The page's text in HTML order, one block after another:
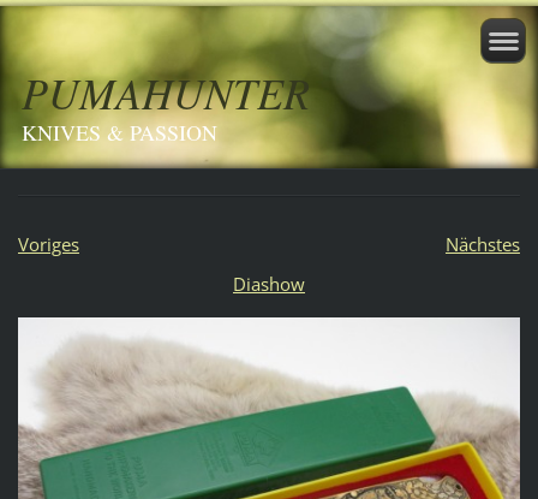
PUMAHUNTER
KNIVES & PASSION
Voriges
Nächstes
Diashow